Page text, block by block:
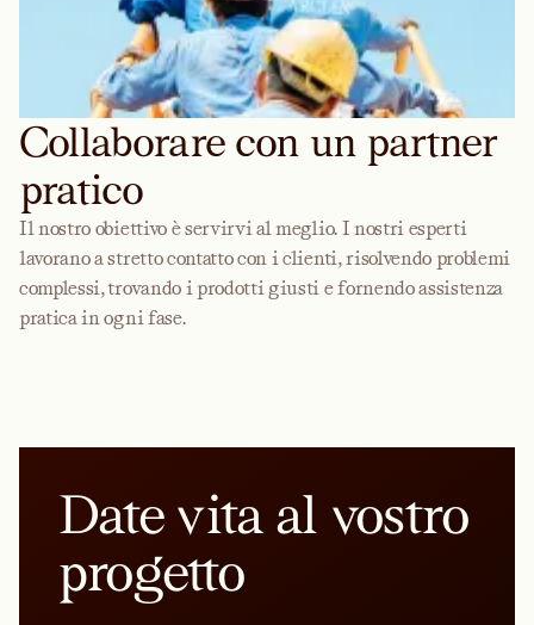
Collaborare con un partner
pratico
Il nostro obiettivo è servirvi al meglio. I nostri esperti
lavorano a stretto contatto con i clienti, risolvendo problemi
complessi, trovando i prodotti giusti e fornendo assistenza
pratica in ogni fase.
Date vita al vostro
progetto